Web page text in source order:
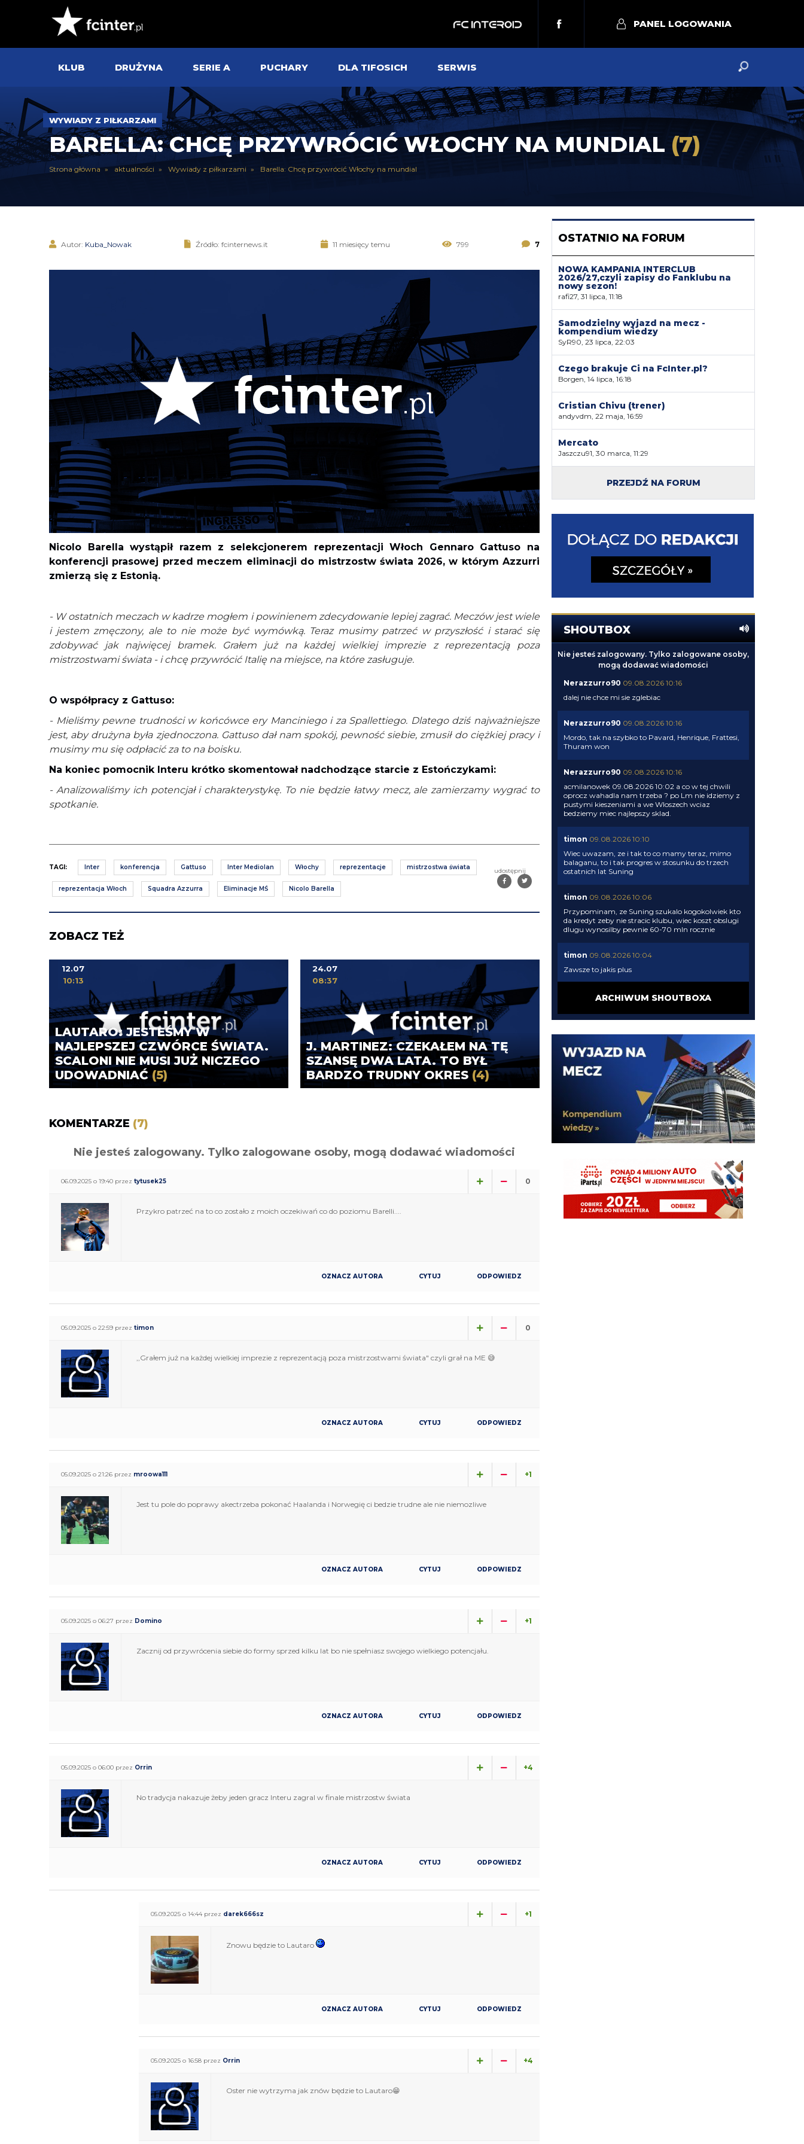
PANEL LOGOWANIA
KLUB DRUŻYNA SERIE A PUCHARY DLA TIFOSICH SERWIS
WYWIADY Z PIŁKARZAMI
BARELLA: CHCĘ PRZYWRÓCIĆ WŁOCHY NA MUNDIAL (7)
Strona główna aktualności Wywiady z piłkarzami Barella: Chcę przywrócić Włochy na mundial
Autor: Kuba_Nowak Źródło: fcinternews.it 11 miesięcy temu 799 7
Nicolo Barella wystąpił razem z selekcjonerem reprezentacji Włoch Gennaro Gattuso na
konferencji prasowej przed meczem eliminacji do mistrzostw świata 2026, w którym Azzurri
zmierzą się z Estonią.
- W ostatnich meczach w kadrze mogłem i powinienem zdecydowanie lepiej zagrać. Meczów jest wiele
i jestem zmęczony, ale to nie może być wymówką. Teraz musimy patrzeć w przyszłość i starać się
zdobywać jak najwięcej bramek. Grałem już na każdej wielkiej imprezie z reprezentacją poza
mistrzostwami świata - i chcę przywrócić Italię na miejsce, na które zasługuje.
O współpracy z Gattuso:
- Mieliśmy pewne trudności w końcówce ery Manciniego i za Spallettiego. Dlatego dziś najważniejsze
jest, aby drużyna była zjednoczona. Gattuso dał nam spokój, pewność siebie, zmusił do ciężkiej pracy i
musimy mu się odpłacić za to na boisku.
Na koniec pomocnik Interu krótko skomentował nadchodzące starcie z Estończykami:
- Analizowaliśmy ich potencjał i charakterystykę. To nie będzie łatwy mecz, ale zamierzamy wygrać to
spotkanie.
TAGI: Inter konferencja Gattuso Inter Mediolan Włochy reprezentacje mistrzostwa świata
reprezentacja Włoch Squadra Azzurra Eliminacje MŚ Nicolo Barella
udostępnij
ZOBACZ TEŻ
LAUTARO: JESTEŚMY W
NAJLEPSZEJ CZWÓRCE ŚWIATA.
SCALONI NIE MUSI JUŻ NICZEGO
UDOWADNIAĆ(5)
12.07
10:13
J. MARTINEZ: CZEKAŁEM NA TĘ
SZANSĘ DWA LATA. TO BYŁ
BARDZO TRUDNY OKRES (4)
24.07
08:37
KOMENTARZE (7)
Nie jesteś zalogowany. Tylko zalogowane osoby, mogą dodawać wiadomości
06.09.2025 o 19:40 przez tytusek25 0
Przykro patrzeć na to co zostało z moich oczekiwań co do poziomu Barelli....
OZNACZ AUTORA CYTUJ ODPOWIEDZ
05.09.2025 o 22:59 przez timon 0
,,Grałem już na każdej wielkiej imprezie z reprezentacją poza mistrzostwami świata" czyli grał na ME 😅
OZNACZ AUTORA CYTUJ ODPOWIEDZ
05.09.2025 o 21:26 przez mroowa111 +1
Jest tu pole do poprawy akectrzeba pokonać Haalanda i Norwegię ci bedzie trudne ale nie niemozliwe
OZNACZ AUTORA CYTUJ ODPOWIEDZ
05.09.2025 o 06:27 przez Domino +1
Zacznij od przywrócenia siebie do formy sprzed kilku lat bo nie spełniasz swojego wielkiego potencjału.
OZNACZ AUTORA CYTUJ ODPOWIEDZ
05.09.2025 o 06:00 przez Orrin +4
No tradycja nakazuje żeby jeden gracz Interu zagral w finale mistrzostw świata
OZNACZ AUTORA CYTUJ ODPOWIEDZ
05.09.2025 o 14:44 przez darek666sz +1
Znowu będzie to Lautaro
OZNACZ AUTORA CYTUJ ODPOWIEDZ
05.09.2025 o 16:58 przez Orrin +4
Oster nie wytrzyma jak znów będzie to Lautaro😁
OSTATNIO NA FORUM
NOWA KAMPANIA INTERCLUB
2026/27,czyli zapisy do Fanklubu na
nowy sezon!
rafi27, 31 lipca, 11:18
Samodzielny wyjazd na mecz -
kompendium wiedzy
SyR90, 23 lipca, 22:03
Czego brakuje Ci na FcInter.pl?
Borgen, 14 lipca, 16:18
Cristian Chivu (trener)
andyvdm, 22 maja, 16:59
Mercato
Jaszczu91, 30 marca, 11:29
PRZEJDŹ NA FORUM
SHOUTBOX
Nie jesteś zalogowany. Tylko zalogowane osoby,
mogą dodawać wiadomości
Nerazzurro90 09.08.2026 10:16
dalej nie chce mi sie zglebiac
Nerazzurro90 09.08.2026 10:16
Mordo, tak na szybko to Pavard, Henrique, Frattesi,
Thuram won
Nerazzurro90 09.08.2026 10:16
acmilanowek 09.08.2026 10:02 a co w tej chwili
oprocz wahadla nam trzeba ? po Lm nie idziemy z
pustymi kieszeniami a we Wloszech wciaz
bedziemy miec najlepszy sklad.
timon 09.08.2026 10:10
Wiec uwazam, ze i tak to co mamy teraz, mimo
balaganu, to i tak progres w stosunku do trzech
ostatnich lat Suning
timon 09.08.2026 10:06
Przypominam, ze Suning szukalo kogokolwiek kto
da kredyt zeby nie stracic klubu, wiec koszt obslugi
dlugu wynosilby pewnie 60-70 mln rocznie
timon 09.08.2026 10:04
Zawsze to jakis plus
09.08.2026 10:04
musielismy sprzedac Bastoniego do konca czerwca
acmilanowek 09.08.2026 10:02
a co w tej chwili oprocz wahadla nam trzeba ? po
Lm nie idziemy z pustymi kieszeniami a we
Wloszech wciaz bedziemy miec najlepszy sklad.
Xucatlan 09.08.2026 09:48
Nasze saldo na tę chwilę to 14 mln na minusie. To o
jedynie 2 mln więcej niż Genoa, czy Venezia. Nawet
Parma więcej zainwestowała w transfery.
Xucatlan
09.08.2026 09:42
Ja to przypuszczam, że gdybyśmy mieli całkiem
nowy zarząd bez ludzi takich jak Zanrtti, Ausilio
czy Marotta, którzy rozumieją klub, nie tylko
cyferki, to nawet Stankovica byśmy nie mieli.
ARCHIWUM SHOUTBOXA